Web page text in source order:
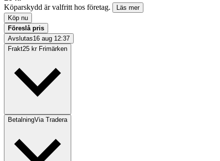
Köparskydd är valfritt hos företag.
Läs mer
Köp nu
Föreslå pris
Avslutas16 aug 12:37
Frakt25 kr Frimärken
BetalningVia Tradera